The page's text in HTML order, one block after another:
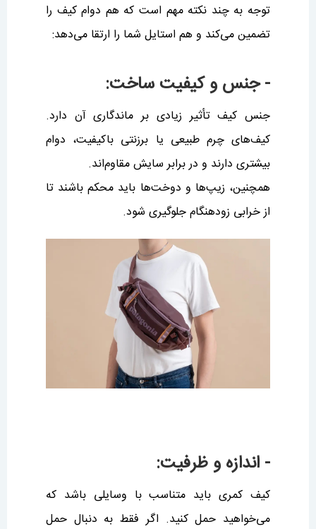
توجه به چند نکته مهم است که هم دوام کیف را
تضمین می‌کند و هم استایل شما را ارتقا می‌دهد:
- جنس و کیفیت ساخت:
جنس کیف تأثیر زیادی بر ماندگاری آن دارد.
کیف‌های چرم طبیعی یا برزنتی باکیفیت، دوام
بیشتری دارند و در برابر سایش مقاوم‌اند.
همچنین، زیپ‌ها و دوخت‌ها باید محکم باشند تا
از خرابی زودهنگام جلوگیری شود.
- اندازه و ظرفیت:
کیف کمری باید متناسب با وسایلی باشد که
می‌خواهید حمل کنید. اگر فقط به دنبال حمل